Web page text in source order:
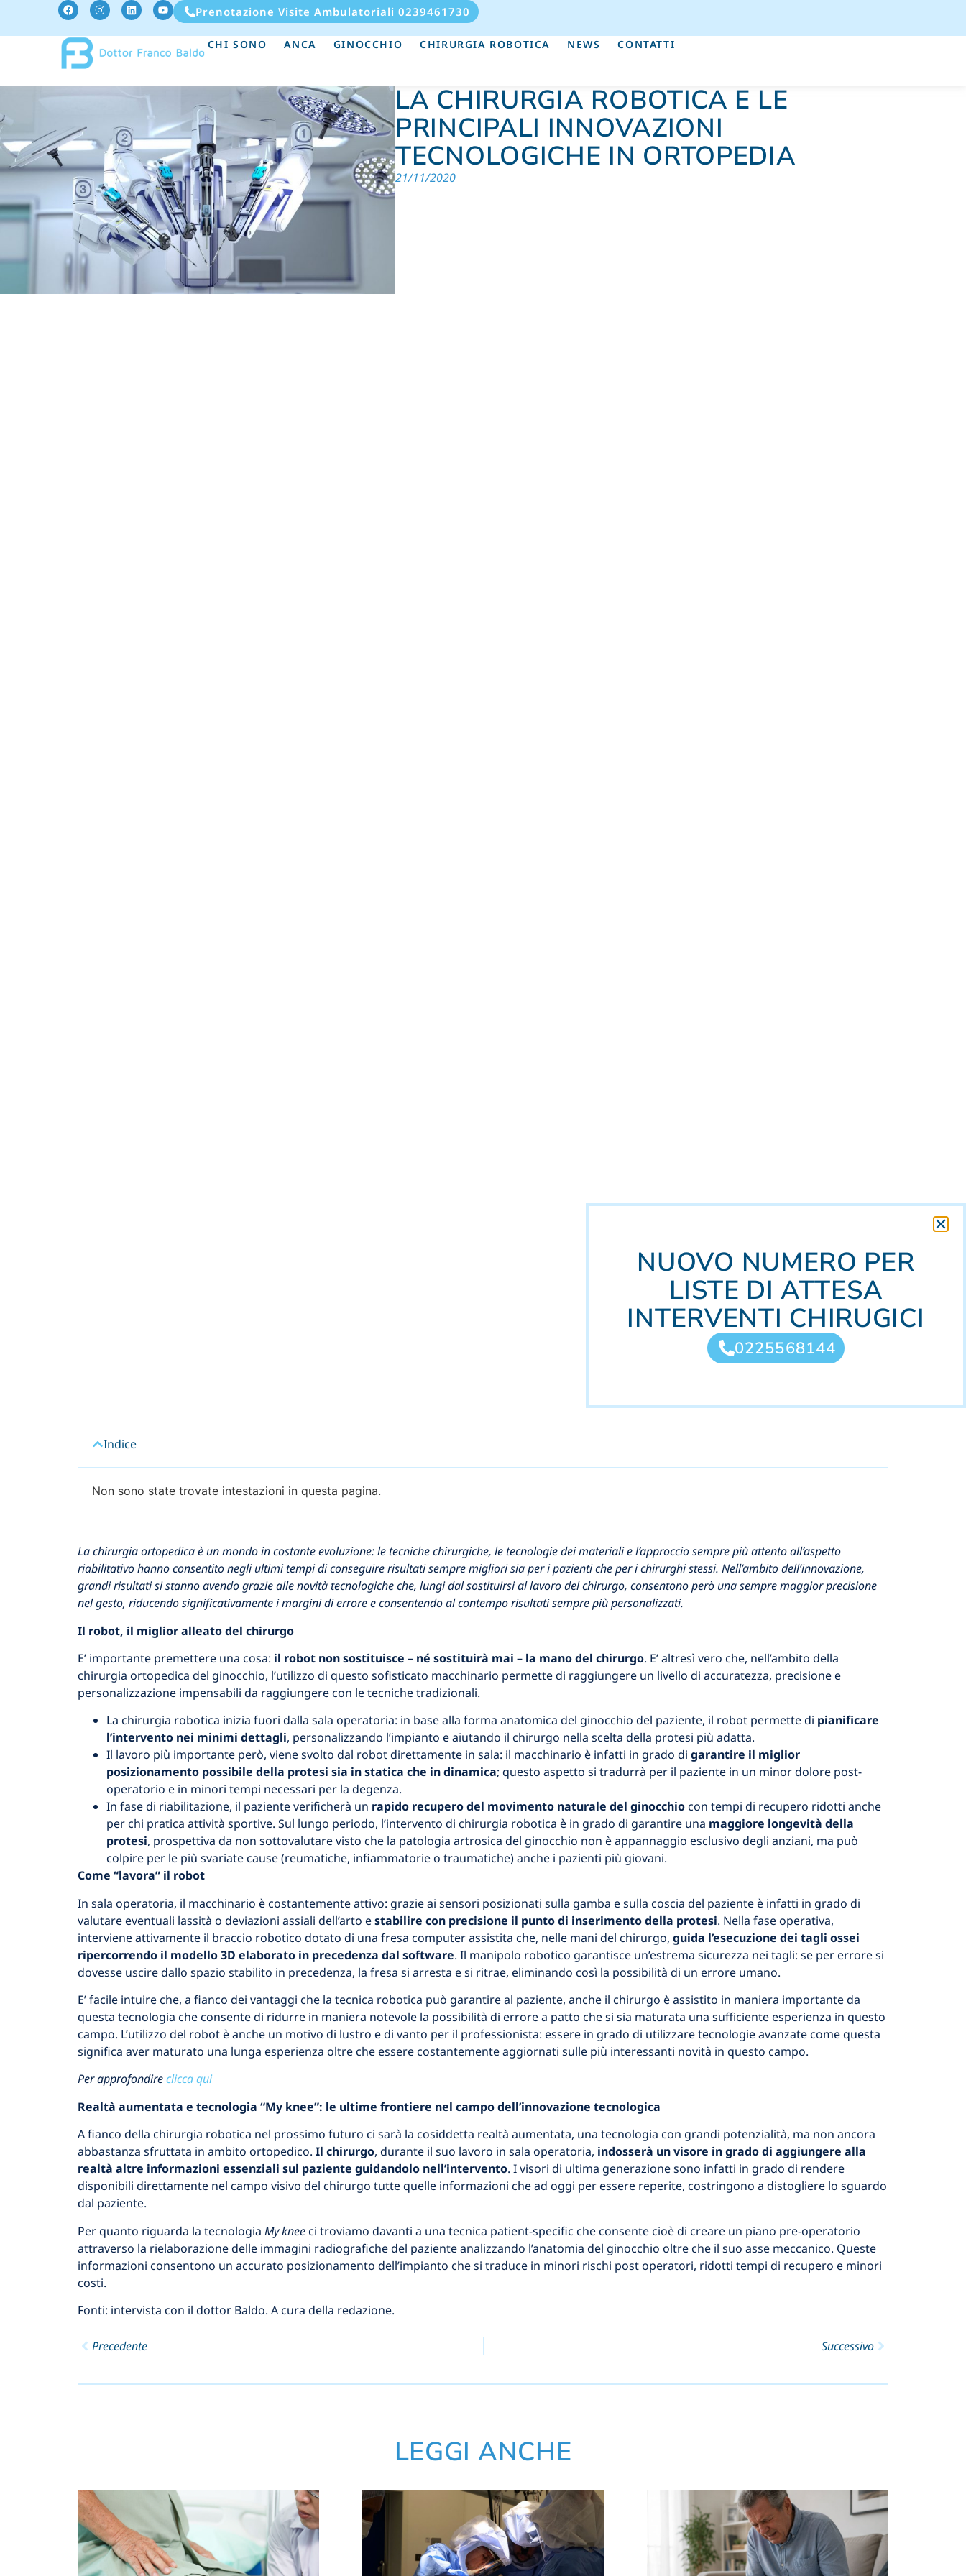
Prenotazione Visite Ambulatoriali 0239461730
CHI SONO ANCA GINOCCHIO CHIRURGIA ROBOTICA NEWS CONTATTI
LA CHIRURGIA ROBOTICA E LE
PRINCIPALI INNOVAZIONI
TECNOLOGICHE IN ORTOPEDIA
21/11/2020
Indice
Non sono state trovate intestazioni in questa pagina.
La chirurgia ortopedica è un mondo in costante evoluzione: le tecniche chirurgiche, le tecnologie dei materiali e l’approccio sempre più attento all’aspetto
riabilitativo hanno consentito negli ultimi tempi di conseguire risultati sempre migliori sia per i pazienti che per i chirurghi stessi. Nell’ambito dell’innovazione,
grandi risultati si stanno avendo grazie alle novità tecnologiche che, lungi dal sostituirsi al lavoro del chirurgo, consentono però una sempre maggior precisione
nel gesto, riducendo significativamente i margini di errore e consentendo al contempo risultati sempre più personalizzati.
Il robot, il miglior alleato del chirurgo
E’ importante premettere una cosa: il robot non sostituisce – né sostituirà mai – la mano del chirurgo. E’ altresì vero che, nell’ambito della
chirurgia ortopedica del ginocchio, l’utilizzo di questo sofisticato macchinario permette di raggiungere un livello di accuratezza, precisione e
personalizzazione impensabili da raggiungere con le tecniche tradizionali.
La chirurgia robotica inizia fuori dalla sala operatoria: in base alla forma anatomica del ginocchio del paziente, il robot permette di pianificare
l’intervento nei minimi dettagli, personalizzando l’impianto e aiutando il chirurgo nella scelta della protesi più adatta.
Il lavoro più importante però, viene svolto dal robot direttamente in sala: il macchinario è infatti in grado di garantire il miglior
posizionamento possibile della protesi sia in statica che in dinamica; questo aspetto si tradurrà per il paziente in un minor dolore post-
operatorio e in minori tempi necessari per la degenza.
In fase di riabilitazione, il paziente verificherà un rapido recupero del movimento naturale del ginocchiocon tempi di recupero ridotti anche
per chi pratica attività sportive. Sul lungo periodo, l’intervento di chirurgia robotica è in grado di garantire una maggiore longevità della
protesi, prospettiva da non sottovalutare visto che la patologia artrosica del ginocchio non è appannaggio esclusivo degli anziani, ma può
colpire per le più svariate cause (reumatiche, infiammatorie o traumatiche) anche i pazienti più giovani.
Come “lavora” il robot
In sala operatoria, il macchinario è costantemente attivo: grazie ai sensori posizionati sulla gamba e sulla coscia del paziente è infatti in grado di
valutare eventuali lassità o deviazioni assiali dell’arto estabilire con precisione il punto di inserimento della protesi. Nella fase operativa,
interviene attivamente il braccio robotico dotato di una fresa computer assistita che, nelle mani del chirurgo, guida l’esecuzione dei tagli ossei
ripercorrendo il modello 3D elaborato in precedenza dal software. Il manipolo robotico garantisce un’estrema sicurezza nei tagli: se per errore si
dovesse uscire dallo spazio stabilito in precedenza, la fresa si arresta e si ritrae, eliminando così la possibilità di un errore umano.
E’ facile intuire che, a fianco dei vantaggi che la tecnica robotica può garantire al paziente, anche il chirurgo è assistito in maniera importante da
questa tecnologia che consente di ridurre in maniera notevole la possibilità di errore a patto che si sia maturata una sufficiente esperienza in questo
campo. L’utilizzo del robot è anche un motivo di lustro e di vanto per il professionista: essere in grado di utilizzare tecnologie avanzate come questa
significa aver maturato una lunga esperienza oltre che essere costantemente aggiornati sulle più interessanti novità in questo campo.
Per approfondireclicca qui
Realtà aumentata e tecnologia “My knee”: le ultime frontiere nel campo dell’innovazione tecnologica
A fianco della chirurgia robotica nel prossimo futuro ci sarà la cosiddetta realtà aumentata, una tecnologia con grandi potenzialità, ma non ancora
abbastanza sfruttata in ambito ortopedico. Il chirurgo, durante il suo lavoro in sala operatoria, indosserà un visore in grado di aggiungere alla
realtà altre informazioni essenziali sul paziente guidandolo nell’intervento. I visori di ultima generazione sono infatti in grado di rendere
disponibili direttamente nel campo visivo del chirurgo tutte quelle informazioni che ad oggi per essere reperite, costringono a distogliere lo sguardo
dal paziente.
Per quanto riguarda la tecnologia My kneeci troviamo davanti a una tecnica patient-specific che consente cioè di creare un piano pre-operatorio
attraverso la rielaborazione delle immagini radiografiche del paziente analizzando l’anatomia del ginocchio oltre che il suo asse meccanico. Queste
informazioni consentono un accurato posizionamento dell’impianto che si traduce in minori rischi post operatori, ridotti tempi di recupero e minori
costi.
Fonti: intervista con il dottor Baldo. A cura della redazione.
Precedente Successivo
LEGGI ANCHE
NUOVO NUMERO PER
LISTE DI ATTESA
INTERVENTI CHIRUGICI
0225568144